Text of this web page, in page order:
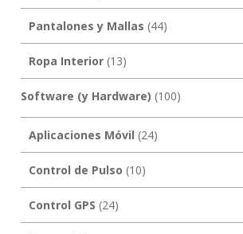
Pantalones y Mallas (44)
Ropa Interior(13)
Software (y Hardware) (100)
Aplicaciones Móvil (24)
Control de Pulso (10)
Control GPS (24)